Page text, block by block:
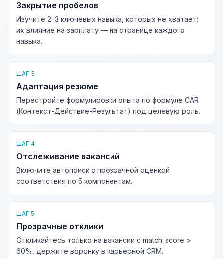
Закрытие пробелов
Изучите 2–3 ключевых навыка, которых не хватает:
их влияние на зарплату — на странице каждого
навыка.
ШАГ 3
Адаптация резюме
Перестройте формулировки опыта по формуле CAR
(Контекст-Действие-Результат) под целевую роль.
ШАГ 4
Отслеживание вакансий
Включите автопоиск с прозрачной оценкой
соответствия по 5 компонентам.
ШАГ 5
Прозрачные отклики
Откликайтесь только на вакансии с match_score >
60%, держите воронку в карьерной CRM.